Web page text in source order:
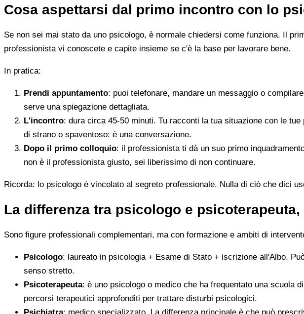
Cosa aspettarsi dal primo incontro con lo
Se non sei mai stato da uno psicologo, è normale chiedersi come funziona. Il
professionista vi conoscete e capite insieme se c'è la base per lavorare bene.
In pratica:
Prendi appuntamento: puoi telefonare, mandare un messaggio o
serve una spiegazione dettagliata.
L'incontro: dura circa 45-50 minuti. Tu racconti la tua situazione con le
di strano o spaventoso: è una conversazione.
Dopo il primo colloquio: il professionista ti dà un suo primo
non è il professionista giusto, sei liberissimo di non continuare.
Ricorda: lo psicologo è vincolato al segreto professionale. Nulla di ciò che dici
La differenza tra psicologo e
Sono figure professionali complementari, ma con formazione e ambiti di
Psicologo: laureato in psicologia + Esame di Stato + iscrizione all'Albo.
senso stretto.
Psicoterapeuta: è uno psicologo o medico che ha frequentato una scuola
percorsi terapeutici approfonditi per trattare disturbi psicologici.